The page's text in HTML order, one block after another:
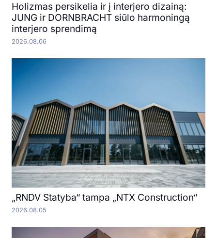
Holizmas persikelia ir į interjero dizainą:
JUNG ir DORNBRACHT siūlo harmoningą
interjero sprendimą
2026.08.06
„RNDV Statyba“ tampa „NTX Construction“
2026.08.05